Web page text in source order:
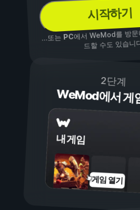
시작하기
...또는PC에서 WeMod를 방
드할 수도 있습니
2단계
WeMod에서 게
내 게임
게임 열기